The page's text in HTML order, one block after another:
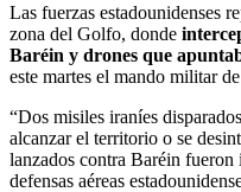
Las fuerzas estadounidenses
zona del Golfo, donde
Baréin y drones que
este martes el mando militar
“Dos misiles iraníes
alcanzar el territorio o se
lanzados contra Baréin fueron
defensas aéreas